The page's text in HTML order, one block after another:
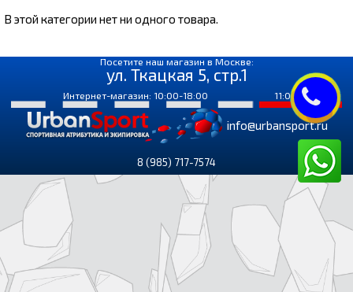
В этой категории нет ни одного товара.
Посетите наш магазин в Москве:
ул. Ткацкая 5, стр.1
Интернет-магазин: 10:00-18:00 11:00-18:00
info@urbansport.ru
8 (985) 717-7574